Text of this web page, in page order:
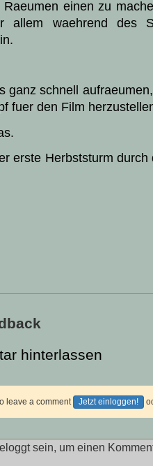
einen zu
allem waehrend des
ganz schnell
fuer den Film
erste Herbststurm
hinterlassen
leave a comment Jetzt einloggen!